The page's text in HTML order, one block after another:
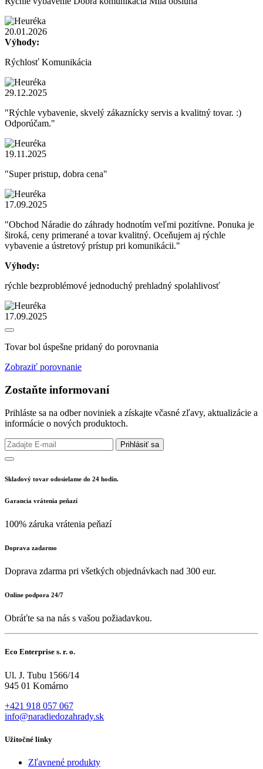
20.01.2026
Výhody:
Rýchlosť Komunikácia
29.12.2025
"Rýchle vybavenie, skvelý zákaznícky servis a kvalitný tovar. :)
Odporúčam."
19.11.2025
"Super pristup, dobra cena"
17.09.2025
"Obchod Náradie do záhrady hodnotím veľmi pozitívne. Ponuka je
široká, ceny primerané a tovar kvalitný. Oceňujem aj rýchle
vybavenie a ústretový prístup pri komunikácii."
Výhody:
rýchle bezproblémové jednoduchý prehladný spolahlivosť
17.09.2025
Tovar bol úspešne pridaný do porovnania
Zobraziť porovnanie
Zostaňte informovaní
Prihláste sa na odber noviniek a získajte včasné zľavy, aktualizácie a
informácie o nových produktoch.
Prihlásiť sa
Skladový tovar odosielame do 24 hodín.
Garancia vrátenia peňazí
100% záruka vrátenia peňazí
Doprava zadarmo
Doprava zdarma pri všetkých objednávkach nad 300 eur.
Online podpora 24/7
Obráťte sa na nás s vašou požiadavkou.
Eco Enterprise s. r. o.
Ul. J. Tubu 1566/14
945 01 Komárno
+421 918 057 067
info@naradiedozahrady.sk
Užitočné linky
Zľavnené produkty